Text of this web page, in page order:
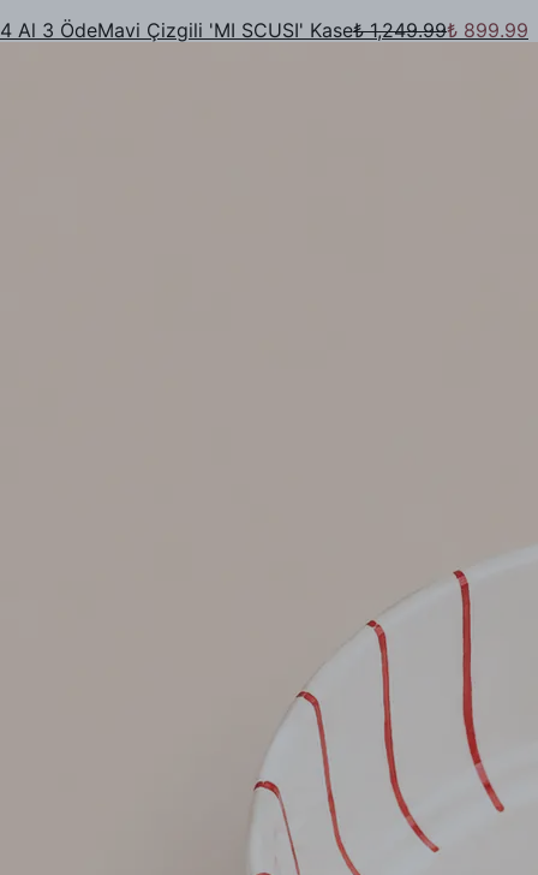
4 Al 3 ÖdeMavi Çizgili 'MI SCUSI' Kase₺ 1,249.99₺ 899.99